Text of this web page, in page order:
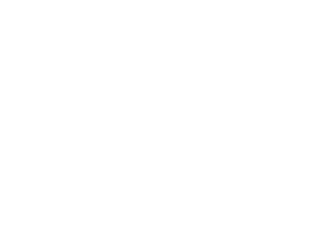
на натуральный